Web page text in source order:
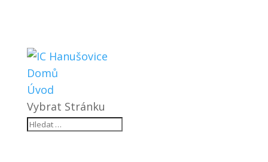
Domů
Úvod
Vybrat Stránku